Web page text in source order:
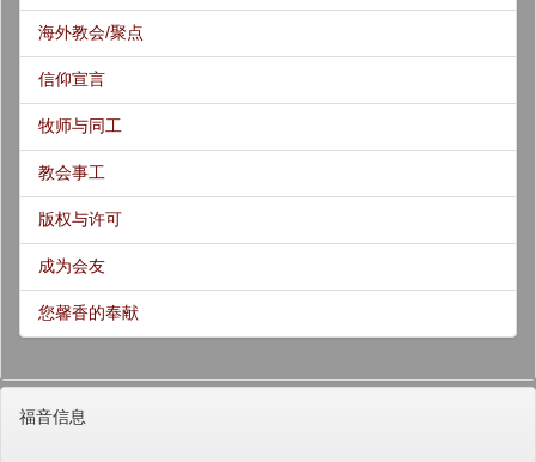
海外教会/聚点
信仰宣言
牧师与同工
教会事工
版权与许可
成为会友
您馨香的奉献
福音信息